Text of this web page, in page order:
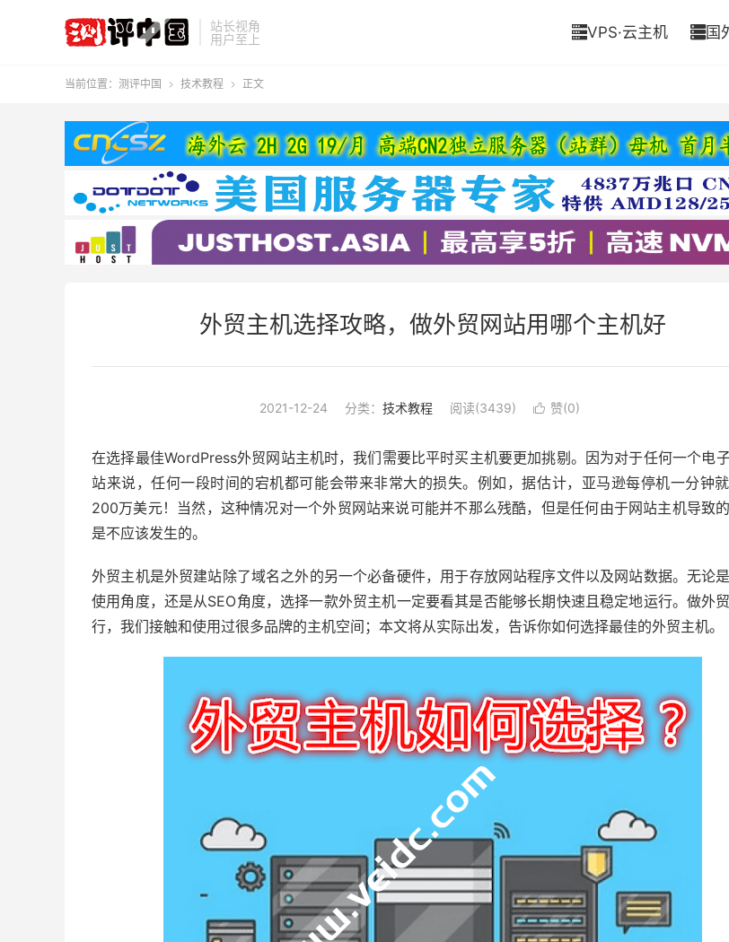
站长视角
用户至上
VPS·云主机 国
当前位置： 测评中国  技术教程  正文
外贸主机选择攻略，做外贸网站用哪个主机好
2021-12-24 分类： 技术教程 阅读(3439)  赞(0)
在选择最佳WordPress外贸网站主机时，我们需要比平时买主机要更加挑剔。因为对于任何一个电
站来说，任何一段时间的宕机都可能会带来非常大的损失。例如，据估计，亚马逊每停机一分钟
200万美元！当然，这种情况对一个外贸网站来说可能并不那么残酷，但是任何由于网站主机导致
是不应该发生的。
外贸主机是外贸建站除了域名之外的另一个必备硬件，用于存放网站程序文件以及网站数据。无论
使用角度，还是从SEO角度，选择一款外贸主机一定要看其是否能够长期快速且稳定地运行。做外
行，我们接触和使用过很多品牌的主机空间；本文将从实际出发，告诉你如何选择最佳的外贸主机。